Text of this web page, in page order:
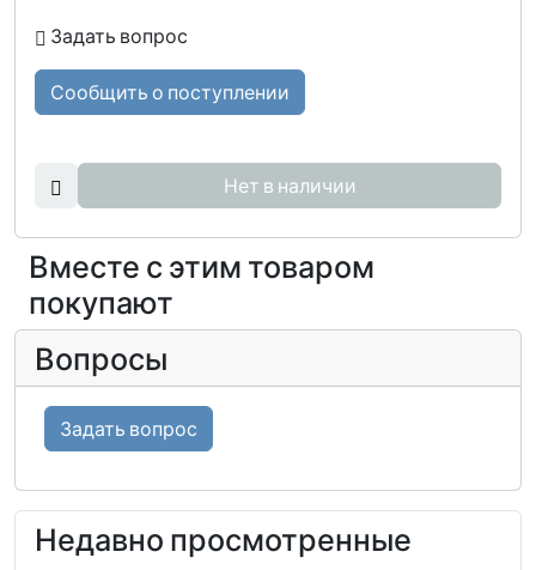
Задать вопрос
Сообщить о поступлении
Нет в наличии
Вместе с этим товаром
покупают
Вопросы
Задать вопрос
Недавно просмотренные